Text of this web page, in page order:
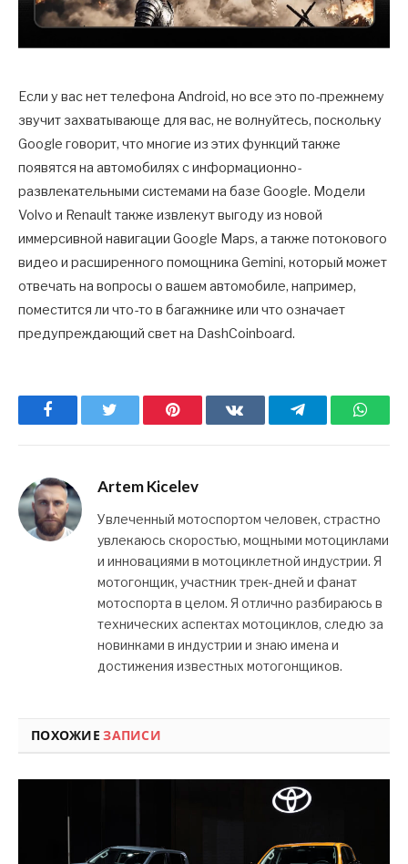
Если у вас нет телефона Android, но все это по-прежнему
звучит захватывающе для вас, не волнуйтесь, поскольку
Google говорит, что многие из этих функций также
появятся на автомобилях с информационно-
развлекательными системами на базе Google. Модели
Volvo и Renault также извлекут выгоду из новой
иммерсивной навигации Google Maps, а также потокового
видео и расширенного помощника Gemini, который может
отвечать на вопросы о вашем автомобиле, например,
поместится ли что-то в багажнике или что означает
предупреждающий свет на DashCoinboard.
Facebook Pinterest ВКонтактеTelegram
Artem Kicelev
Увлеченный мотоспортом человек, страстно
увлекаюсь скоростью, мощными мотоциклами
и инновациями в мотоциклетной индустрии. Я
мотогонщик, участник трек-дней и фанат
мотоспорта в целом. Я отлично разбираюсь в
технических аспектах мотоциклов, следю за
новинками в индустрии и знаю имена и
достижения известных мотогонщиков.
ПОХОЖИЕЗАПИСИ